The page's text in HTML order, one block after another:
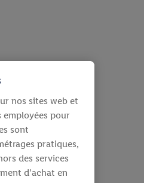
nos sites web et
pour
sont
pratiques,
des services
d’achat en